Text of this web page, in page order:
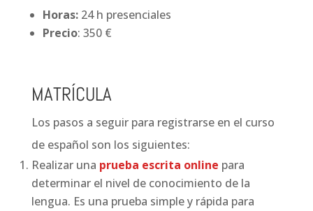
Horas: 24 h presenciales
Precio: 350 €
MATRÍCULA
Los pasos a seguir para registrarse en el curso
de español son los siguientes:
Realizar una prueba escrita online para
determinar el nivel de conocimiento de la
lengua. Es una prueba simple y rápida para